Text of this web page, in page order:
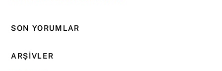
SON YORUMLAR
ARŞIVLER